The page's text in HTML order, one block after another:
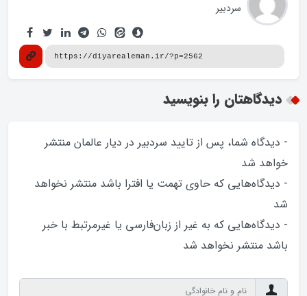
سردبیر
دیدگاهتان را بنویسید
- دیدگاه شما، پس از تایید سردبیر در دیار عالمان منتشر
خواهد‌ شد
- دیدگاه‌هایی که حاوی تهمت یا افترا باشد منتشر نخواهد‌
شد
- دیدگاه‌هایی که به غیر از زبان‌فارسی یا غیرمرتبط با خبر
باشد منتشر نخواهد‌ شد